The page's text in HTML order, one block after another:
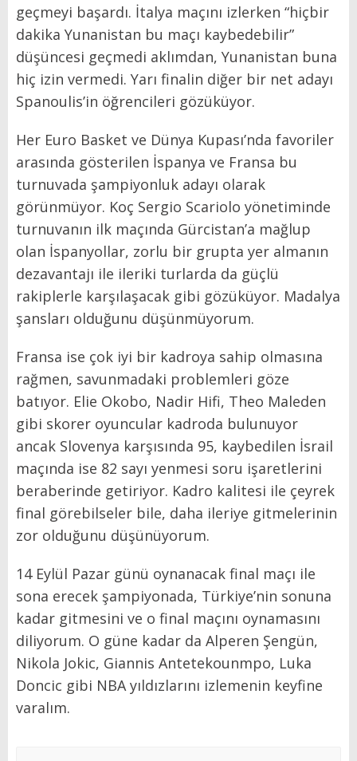
geçmeyi başardı. İtalya maçını izlerken “hiçbir
dakika Yunanistan bu maçı kaybedebilir”
düşüncesi geçmedi aklımdan, Yunanistan buna
hiç izin vermedi. Yarı finalin diğer bir net adayı
Spanoulis’in öğrencileri gözüküyor.
Her Euro Basket ve Dünya Kupası’nda favoriler
arasında gösterilen İspanya ve Fransa bu
turnuvada şampiyonluk adayı olarak
görünmüyor. Koç Sergio Scariolo yönetiminde
turnuvanın ilk maçında Gürcistan’a mağlup
olan İspanyollar, zorlu bir grupta yer almanın
dezavantajı ile ileriki turlarda da güçlü
rakiplerle karşılaşacak gibi gözüküyor. Madalya
şansları olduğunu düşünmüyorum.
Fransa ise çok iyi bir kadroya sahip olmasına
rağmen, savunmadaki problemleri göze
batıyor. Elie Okobo, Nadir Hifi, Theo Maleden
gibi skorer oyuncular kadroda bulunuyor
ancak Slovenya karşısında 95, kaybedilen İsrail
maçında ise 82 sayı yenmesi soru işaretlerini
beraberinde getiriyor. Kadro kalitesi ile çeyrek
final görebilseler bile, daha ileriye gitmelerinin
zor olduğunu düşünüyorum.
14 Eylül Pazar günü oynanacak final maçı ile
sona erecek şampiyonada, Türkiye’nin sonuna
kadar gitmesini ve o final maçını oynamasını
diliyorum. O güne kadar da Alperen Şengün,
Nikola Jokic, Giannis Antetekounmpo, Luka
Doncic gibi NBA yıldızlarını izlemenin keyfine
varalım.